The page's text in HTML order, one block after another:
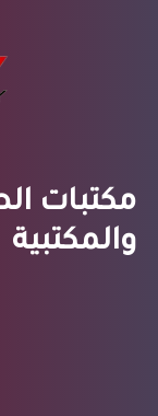
مكتبات
والمكتبية